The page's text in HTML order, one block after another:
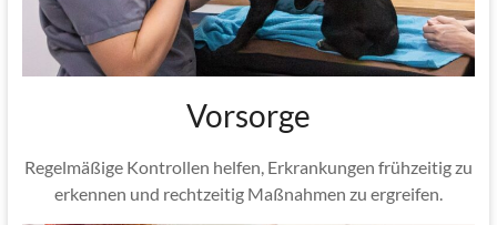
Vorsorge
Regelmäßige Kontrollen helfen, Erkrankungen frühzeitig zu
erkennen und rechtzeitig Maßnahmen zu ergreifen.